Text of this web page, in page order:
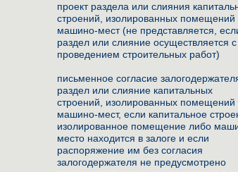
проект раздела или слияния
строений, изолированных помещений
машино-мест (не представляется,
раздел или слияние осуществляется с
проведением строительных работ)
письменное согласие
раздел или слияние капитальных
строений, изолированных помещений
машино-мест, если капитальное
изолированное помещение либо
место находится в залоге и если
распоряжение им без согласия
залогодержателя не предусмотрено